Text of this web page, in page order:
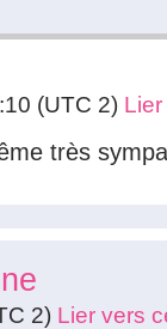
(UTC 2)
très
2) Lier vers